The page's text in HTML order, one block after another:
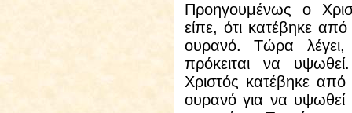
Προηγουμένως ο
είπε, ότι κατέβηκε από
ουρανό. Τώρα λέγει,
πρόκειται να
Χριστός κατέβηκε από
ουρανό για να υψωθεί